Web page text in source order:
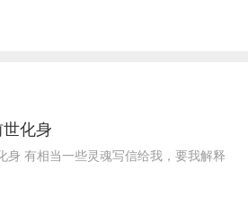
世化身
身 有相当一些灵魂写信给我，要我解释